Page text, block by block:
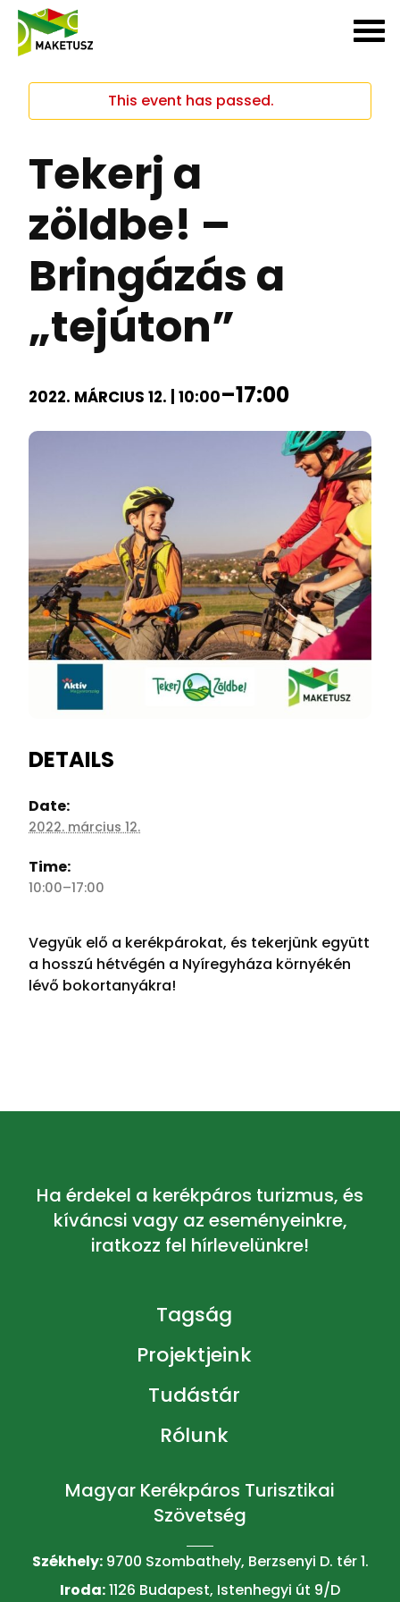
This event has passed.
Tekerj a
zöldbe! –
Bringázás a
„tejúton”
2022. MÁRCIUS 12. | 10:00–17:00
DETAILS
Date:
2022. március 12.
Time:
10:00–17:00
Vegyük elő a kerékpárokat, és tekerjünk együtt
a hosszú hétvégén a Nyíregyháza környékén
lévő bokortanyákra!
Tagság
Projektjeink
Tudástár
Rólunk
Magyar Kerékpáros Turisztikai
Szövetség
Székhely:9700 Szombathely, Berzsenyi D. tér 1.
Iroda:1126 Budapest, Istenhegyi út 9/D
Ha érdekel a kerékpáros turizmus, és
kíváncsi vagy az eseményeinkre,
iratkozz fel hírlevelünkre!